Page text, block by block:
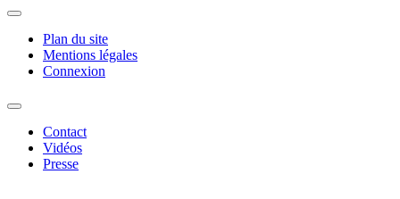
Plan du site
Mentions légales
Connexion
Contact
Vidéos
Presse